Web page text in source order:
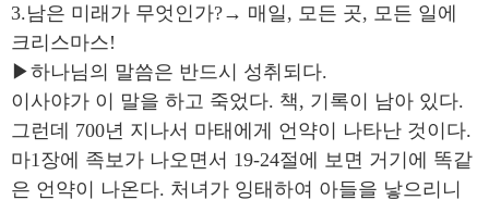
3.남은 미래가 무엇인가?→ 매일, 모든 곳, 모든 일에
크리스마스!
▶하나님의 말씀은 반드시 성취되다.
이사야가 이 말을 하고 죽었다. 책, 기록이 남아 있다.
그런데 700년 지나서 마태에게 언약이 나타난 것이다.
마1장에 족보가 나오면서 19-24절에 보면 거기에 똑같
은 언약이 나온다. 처녀가 잉태하여 아들을 낳으리니